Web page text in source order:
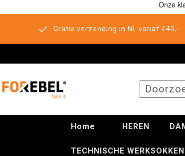
Gratis verzending in NL vanaf €40,-
Home HEREN
TECHNISCHE WERKSOKKEN